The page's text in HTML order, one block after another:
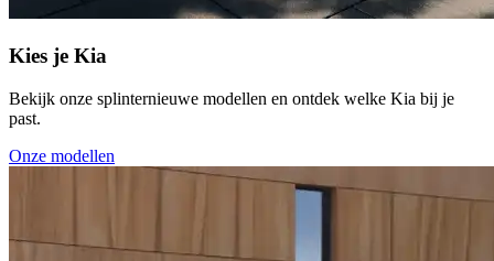
Kies je Kia
Bekijk onze splinternieuwe modellen en ontdek welke Kia bij je
past.
Onze modellen